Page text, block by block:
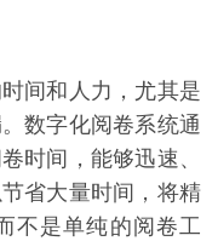
间和人力，尤其是
数字化阅卷系统通
时间，能够迅速、
省大量时间，将精
不是单纯的阅卷工